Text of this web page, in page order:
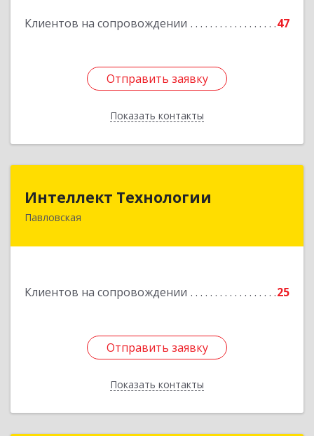
Клиентов на сопровождении 47
Отправить заявку
Показать контакты
Отправить заявку
Назад
Интеллект Технологии
Павловская
Клиентов на сопровождении 25
Отправить заявку
Показать контакты
352040, Краснодарский край, Павловский р-н,
Отправить заявку
Назад